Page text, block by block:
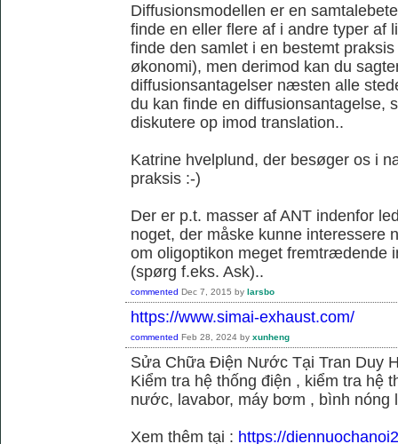
Diffusionsmodellen er en
finde en eller flere af i andre typer af
finde den samlet i en bestemt
økonomi), men derimod kan du
diffusionsantagelser næsten alle
du kan finde en diffusionsantagelse,
diskutere op imod translation..
Katrine hvelplund, der besøger os i
praksis :-)
Der er p.t. masser af ANT indenfor
noget, der måske kunne interessere
om oligoptikon meget fremtrædende
(spørg f.eks. Ask)..
commented Dec 7, 2015 by larsbo
https://www.simai-exhaust.com/
commented Feb 28, 2024 by xunheng
Sửa Chữa Điện Nước Tại Tran Duy
Kiểm tra hệ thống điện , kiểm tra hệ
nước, lavabor, máy bơm , bình nóng
Xem thêm tại : https://